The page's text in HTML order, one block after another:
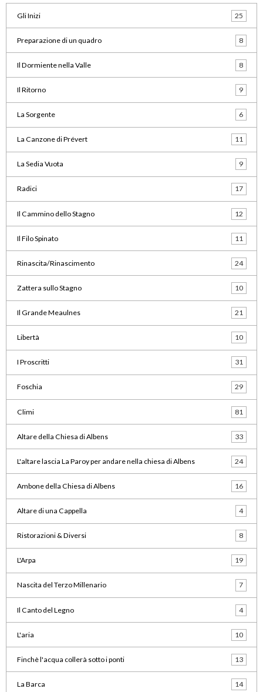
Gli Inizi 25
Preparazione di un quadro 8
Il Dormiente nella Valle 8
Il Ritorno 9
La Sorgente 6
La Canzone di Prévert 11
La Sedia Vuota 9
Radici 17
Il Cammino dello Stagno 12
Il Filo Spinato 11
Rinascita/Rinascimento 24
Zattera sullo Stagno 10
Il Grande Meaulnes 21
Libertà 10
I Proscritti 31
Foschia 29
Climi 81
Altare della Chiesa di Albens 33
L'altare lascia La Paroy per andare nella chiesa di Albens 24
Ambone della Chiesa di Albens 16
Altare di una Cappella 4
Ristorazioni & Diversi 8
L'Arpa 19
Nascita del Terzo Millenario 7
Il Canto del Legno 4
L'aria 10
Finchè l'acqua collerà sotto i ponti 13
La Barca 14